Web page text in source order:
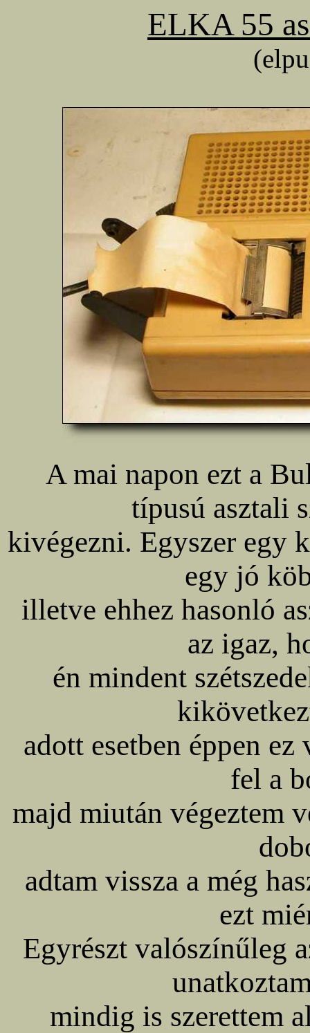
ELKA 55
A mai napon ezt a
típusú asztali
kivégezni. Egyszer egy
egy jó
illetve ehhez hasonló
az igaz,
én mindent
adott esetben éppen
fel a
majd miután végeztem
adtam vissza a még
ezt
Egyrészt valószínűleg
mindig is szerettem